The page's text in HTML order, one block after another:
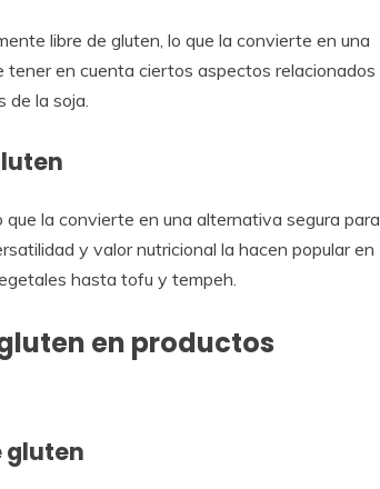
libre de gluten, lo que la convierte en una
en cuenta ciertos aspectos relacionados
la soja.
la convierte en una alternativa segura para
y valor nutricional la hacen popular en
hasta tofu y tempeh.
en productos
gluten